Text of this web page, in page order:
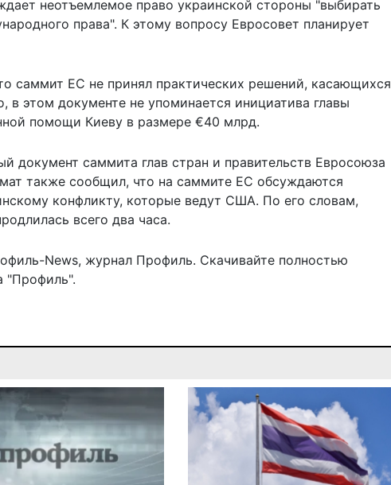
неотъемлемое право украинской стороны "выбирать
права". К этому вопросу Евросовет планирует
саммит ЕС не принял практических решений, касающихся
этом документе не упоминается инициатива главы
помощи Киеву в размере €40 млрд.
документ саммита глав стран и правительств Евросоюза
также сообщил, что на саммите ЕС обсуждаются
конфликту, которые ведут США. По его словам,
всего два часа.
News, журнал Профиль. Скачивайте полностью
"Профиль".